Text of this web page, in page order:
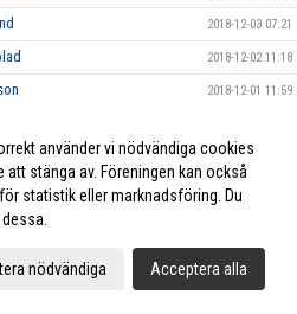
2018-12-03 07:21
2018-12-02 11:18
2018-12-01 11:59
2018-11-24 16:53
Vinst mot FBC Kalmarsund U! 2018-11-20 21:00
för Herr Elit!
2018-10-18 20:55
2018-10-02 23:07
använder vi nödvändiga cookies
stänga av. Föreningen kan också
statistik eller marknadsföring. Du
nödvändiga Acceptera alla